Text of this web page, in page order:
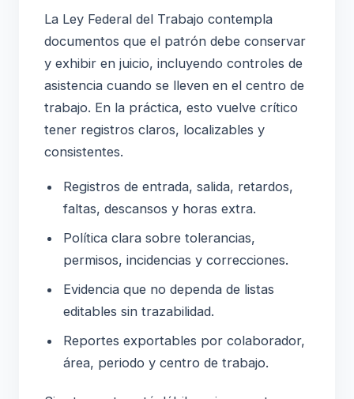
La Ley Federal del Trabajo contempla
documentos que el patrón debe conservar
y exhibir en juicio, incluyendo controles de
asistencia cuando se lleven en el centro de
trabajo. En la práctica, esto vuelve crítico
tener registros claros, localizables y
consistentes.
Registros de entrada, salida, retardos,
faltas, descansos y horas extra.
Política clara sobre tolerancias,
permisos, incidencias y correcciones.
Evidencia que no dependa de listas
editables sin trazabilidad.
Reportes exportables por colaborador,
área, periodo y centro de trabajo.